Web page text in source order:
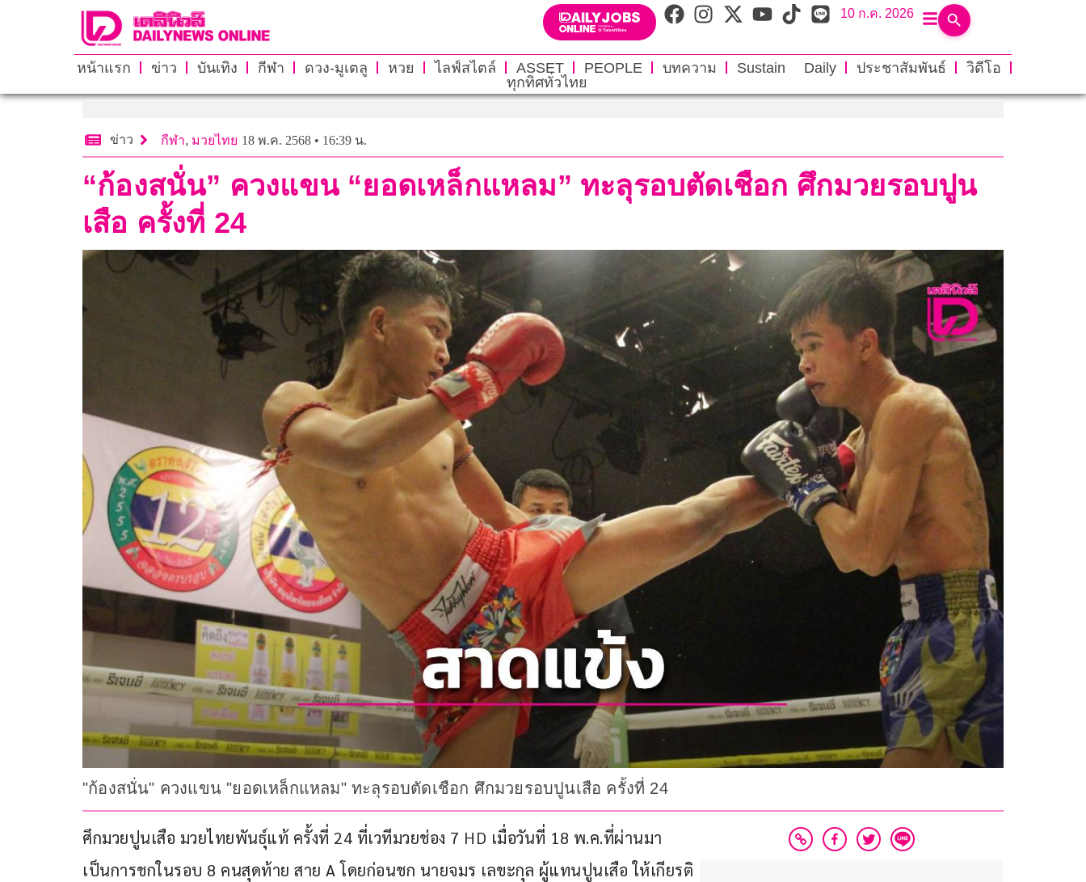
10 ก.ค. 2026
หน้าแรก ข่าว บันเทิง กีฬา ดวง-มูเตลู หวย ไลฟ์สไตล์ ASSET PEOPLE บทความ Sustain Daily ประชาสัมพันธ์
วิดีโอ
ทุกทิศทั่วไทย
ข่าว กีฬา, มวยไทย 18 พ.ค. 2568 • 16:39 น.
“ก้องสนั่น” ควงแขน “ยอดเหล็กแหลม” ทะลุรอบตัดเชือก ศึกมวยรอบปูน
เสือ ครั้งที่ 24
"ก้องสนั่น" ควงแขน "ยอดเหล็กแหลม" ทะลุรอบตัดเชือก ศึกมวยรอบปูนเสือ ครั้งที่ 24
ศึกมวยปูนเสือ มวยไทยพันธุ์แท้ ครั้งที่ 24 ที่เวทีมวยช่อง 7 HD เมื่อวันที่ 18 พ.ค.ที่ผ่านมา
เป็นการชกในรอบ 8 คนสุดท้าย สาย A โดยก่อนชก นายจมร เลขะกุล ผู้แทนปูนเสือ ให้เกียรติ